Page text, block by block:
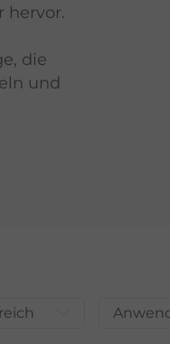
hervor.
die
und